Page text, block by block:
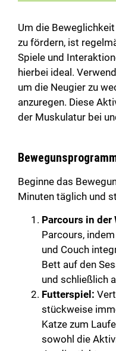
Um die
zu fördern, ist
Spiele und
hierbei ideal.
um die Neugier zu
anzuregen. Diese
der Muskulatur bei
Beginne das
Minuten täglich und
Parcours in der
Parcours,
und Couch
Bett auf den
und schließlich
Futterspiel:
stückweise
Katze zum
sowohl die